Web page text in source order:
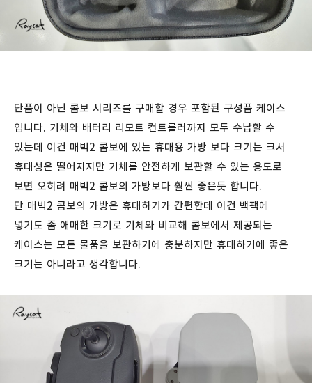
단품이 아닌 콤보 시리즈를 구매할 경우 포함된 구성품 케이스
입니다. 기체와 배터리 리모트 컨트롤러까지 모두 수납할 수
있는데 이건 매빅2 콤보에 있는 휴대용 가방 보다 크기는 크서
휴대성은 떨어지지만 기체를 안전하게 보관할 수 있는 용도로
보면 오히려 매빅2 콤보의 가방보다 훨씬 좋은듯 합니다.
단 매빅2 콤보의 가방은 휴대하기가 간편한데 이건 백팩에
넣기도 좀 애매한 크기로 기체와 비교해 콤보에서 제공되는
케이스는 모든 물품을 보관하기에 충분하지만 휴대하기에 좋은
크기는 아니라고 생각합니다.